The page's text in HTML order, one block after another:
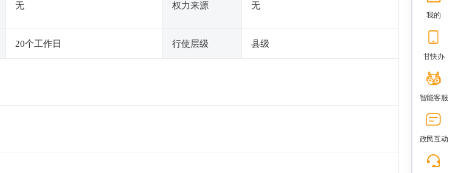
无 权力来源 无
20个工作日 行使层级 县级
我的
甘快办
智能客服
政民互动